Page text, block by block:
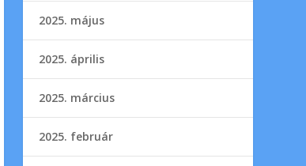
2025. május
2025. április
2025. március
2025. február